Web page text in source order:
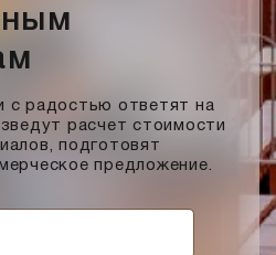
с радостью ответят на
расчет стоимости
подготовят
предложение.